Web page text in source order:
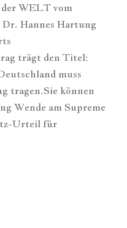
WELT vom
Hannes Hartung
trägt den Titel:
muss
tragen.Sie können
Wende am Supreme
Urteil für